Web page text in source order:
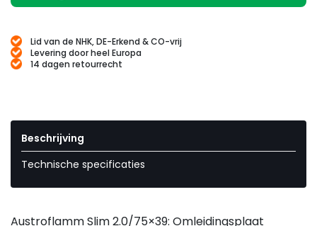
Lid van de NHK, DE-Erkend & CO-vrij
Levering door heel Europa
14 dagen retourrecht
Beschrijving
Technische specificaties
Austroflamm Slim 2.0/75×39: Omleidingsplaat